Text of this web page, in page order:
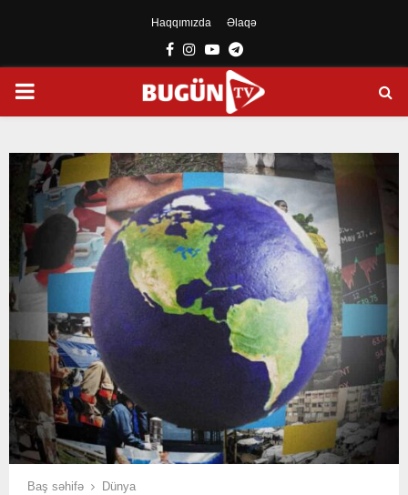
Haqqımızda Əlaqə
Facebook
Instagram
YoutubeTelegram
PRIMARY
Baş səhifə
Dünya